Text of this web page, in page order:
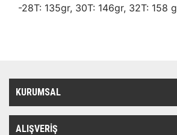
-28T: 135gr, 30T: 146gr, 32T: 158
KURUMSAL
ALIŞVERİŞ